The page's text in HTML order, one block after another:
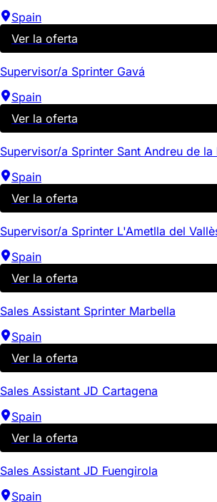
Spain
Ver la oferta
Supervisor/a Sprinter Gavá
Spain
Ver la oferta
Supervisor/a Sprinter Sant Andreu de la
Spain
Ver la oferta
Supervisor/a Sprinter L'Ametlla del
Spain
Ver la oferta
Sales Assistant Sprinter Marbella
Spain
Ver la oferta
Sales Assistant JD Cartagena
Spain
Ver la oferta
Sales Assistant JD Fuengirola
Spain